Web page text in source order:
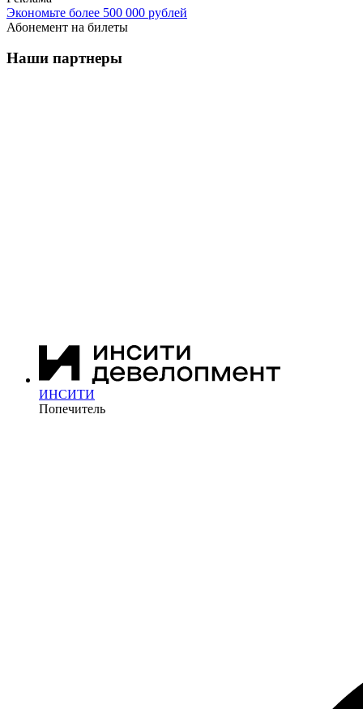
Экономьте более 500 000 рублей
Абонемент на билеты
Наши партнеры
ИНСИТИ
Попечитель